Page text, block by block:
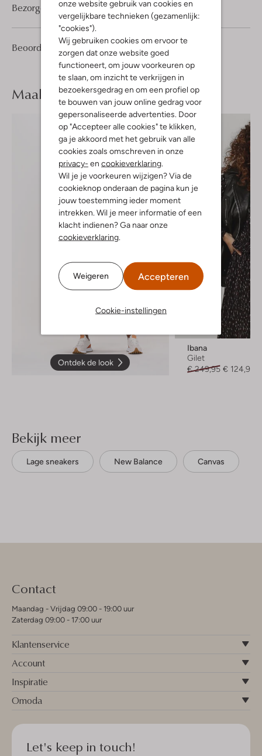
onze website gebruik van cookies en
vergelijkbare technieken (gezamenlijk:
"cookies").
Wij gebruiken cookies om ervoor te
zorgen dat onze website goed
functioneert, om jouw voorkeuren op
te slaan, om inzicht te verkrijgen in
bezoekersgedrag en om een profiel op
te bouwen van jouw online gedrag voor
gepersonaliseerde advertenties. Door
op "Accepteer alle cookies" te klikken,
ga je akkoord met het gebruik van alle
cookies zoals omschreven in onze
privacy- en cookieverklaring
Wil je je voorkeuren wijzigen? Via de
cookieknop onderaan de pagina kun je
jouw toestemming ieder moment
intrekken. Wil je meer informatie of een
klacht indienen? Ga naar onze
cookieverklaring
Weigeren Accepteren
Cookie-instellingen
Beoordelingen (1) 1
1
1
Ster
Bezorgen & retourneren
Maak jelook compleet
Ontdek de look
Ibana
Gilet
€ 249,95 € 124,99
Bekijk meer
Lage sneakers New Balance Canvas
Contact
Maandag - Vrijdag 09:00 - 19:00 uur
Zaterdag 09:00 - 17:00 uur
Klantenservice
Account
Inspiratie
Omoda
Let's keep in touch!